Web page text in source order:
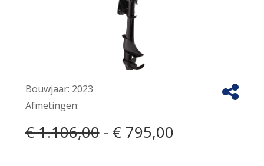
Bouwjaar: 2023
Afmetingen:
€ 1.106,00- € 795,00